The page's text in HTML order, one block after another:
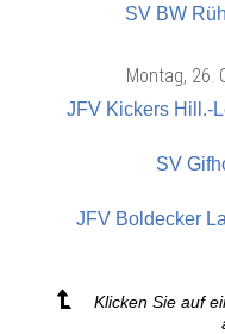
SV BW
Montag, 26.
JFV Kickers Hill.-
SV
JFV Boldecker
Klicken Sie auf